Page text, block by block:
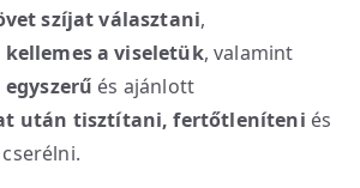
szíjat választani,
a viseletük, valamint
egyszerű és ajánlott
után tisztítani, fertőtleníteni és